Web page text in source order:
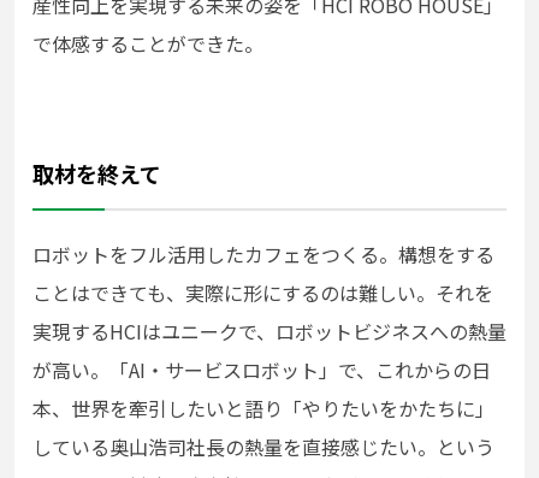
で体感することができた。
取材を終えて
ロボットをフル活用したカフェをつくる。構想をする
ことはできても、実際に形にするのは難しい。それを
実現するHCIはユニークで、ロボットビジネスへの熱量
が高い。「AI・サービスロボット」で、これからの日
本、世界を牽引したいと語り「やりたいをかたちに」
している奥山浩司社長の熱量を直接感じたい。という